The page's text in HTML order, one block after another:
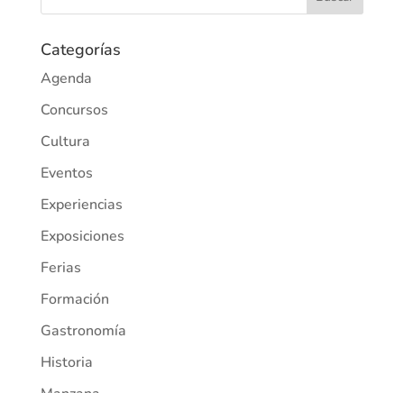
Categorías
Agenda
Concursos
Cultura
Eventos
Experiencias
Exposiciones
Ferias
Formación
Gastronomía
Historia